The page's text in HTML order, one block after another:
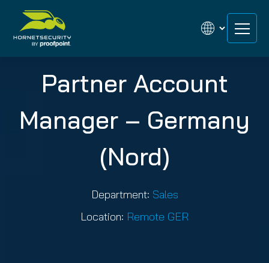
content
content
Partner Account
Manager – Germany
(Nord)
Department: Sales
Location: Remote GER